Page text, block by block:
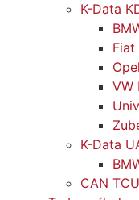
K-Data
Fiat
VW
K-Data
CAN